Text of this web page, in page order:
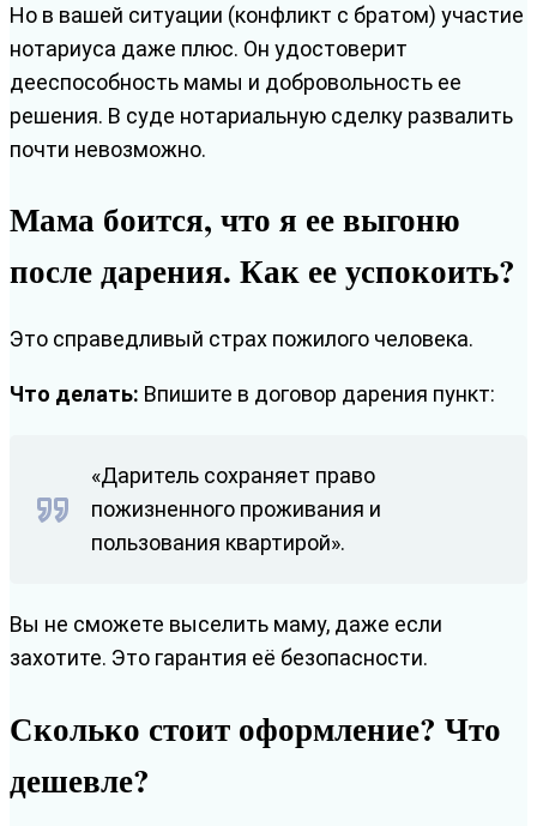
Но в вашей ситуации (конфликт с братом) участие
нотариуса даже плюс. Он удостоверит
дееспособность мамы и добровольность ее
решения. В суде нотариальную сделку развалить
почти невозможно.
Мама боится, что я ее выгоню
после дарения. Как ее успокоить?
Это справедливый страх пожилого человека.
Что делать: Впишите в договор дарения пункт:
«Даритель сохраняет право
пожизненного проживания и
пользования квартирой».
Вы не сможете выселить маму, даже если
захотите. Это гарантия её безопасности.
Сколько стоит оформление? Что
дешевле?